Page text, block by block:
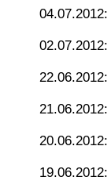
04.07.2012:
02.07.2012:
22.06.2012:
21.06.2012:
20.06.2012:
19.06.2012: